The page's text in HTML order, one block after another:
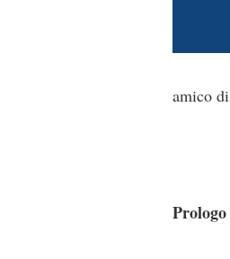
amico di
Prologo